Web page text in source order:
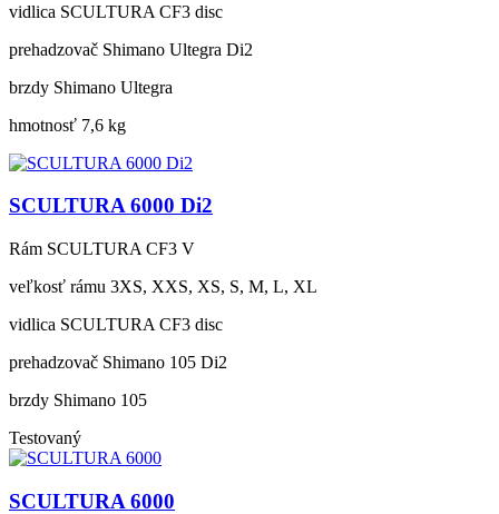
vidlica SCULTURA CF3 disc
prehadzovač Shimano Ultegra Di2
brzdy Shimano Ultegra
hmotnosť 7,6 kg
SCULTURA 6000 Di2
Rám SCULTURA CF3 V
veľkosť rámu 3XS, XXS, XS, S, M, L, XL
vidlica SCULTURA CF3 disc
prehadzovač Shimano 105 Di2
brzdy Shimano 105
Testovaný
SCULTURA 6000